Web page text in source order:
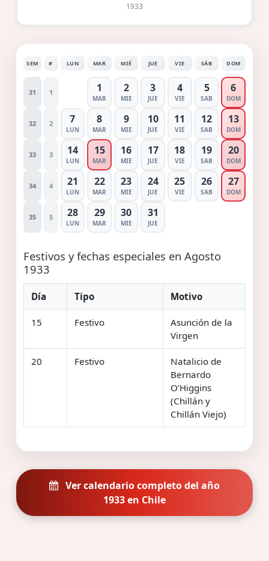
1933
SEM # LUN MAR MIÉ JUE VIE SÁB DOM
31 1 1
MAR
2
MIE
3
JUE
4
VIE
5
SAB
6
DOM
32 2 7
LUN
8
MAR
9
MIE
10
JUE
11
VIE
12
SAB
13
DOM
33 3 14
LUN
15
MAR
16
MIE
17
JUE
18
VIE
19
SAB
20
DOM
34 4 21
LUN
22
MAR
23
MIE
24
JUE
25
VIE
26
SAB
27
DOM
35 5 28
LUN
29
MAR
30
MIE
31
JUE
Festivos y fechas especiales en Agosto
1933
Día Tipo Motivo
15 Festivo
Asunción de la
Virgen
20 Festivo
Natalicio de
Bernardo
O’Higgins
(Chillán y
Chillán Viejo)
Ver calendario completo del año
1933 en Chile